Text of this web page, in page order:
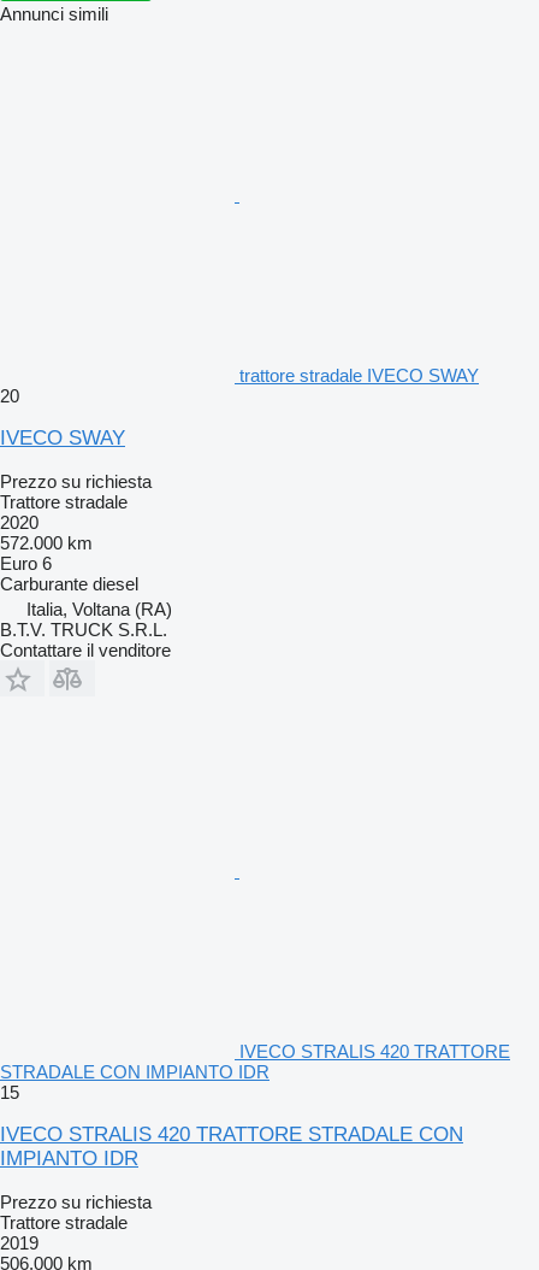
Annunci simili
trattore stradale IVECO SWAY
20
IVECO SWAY
Prezzo su richiesta
Trattore stradale
2020
572.000 km
Euro 6
Carburante diesel
Italia, Voltana (RA)
B.T.V. TRUCK S.R.L.
Contattare il venditore
IVECO STRALIS 420 TRATTORE
STRADALE CON IMPIANTO IDR
15
IVECO STRALIS 420 TRATTORE STRADALE CON
IMPIANTO IDR
Prezzo su richiesta
Trattore stradale
2019
506.000 km